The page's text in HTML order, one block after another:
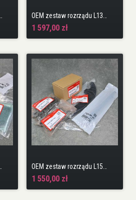
1 597,00 zł
1 550,00 zł